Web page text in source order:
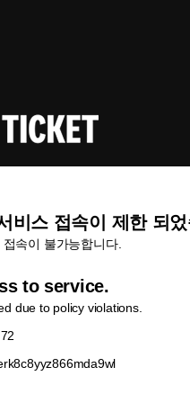
비스 접속이 제한 되
속이 불가능합니다.
to service.
due to policy violations.